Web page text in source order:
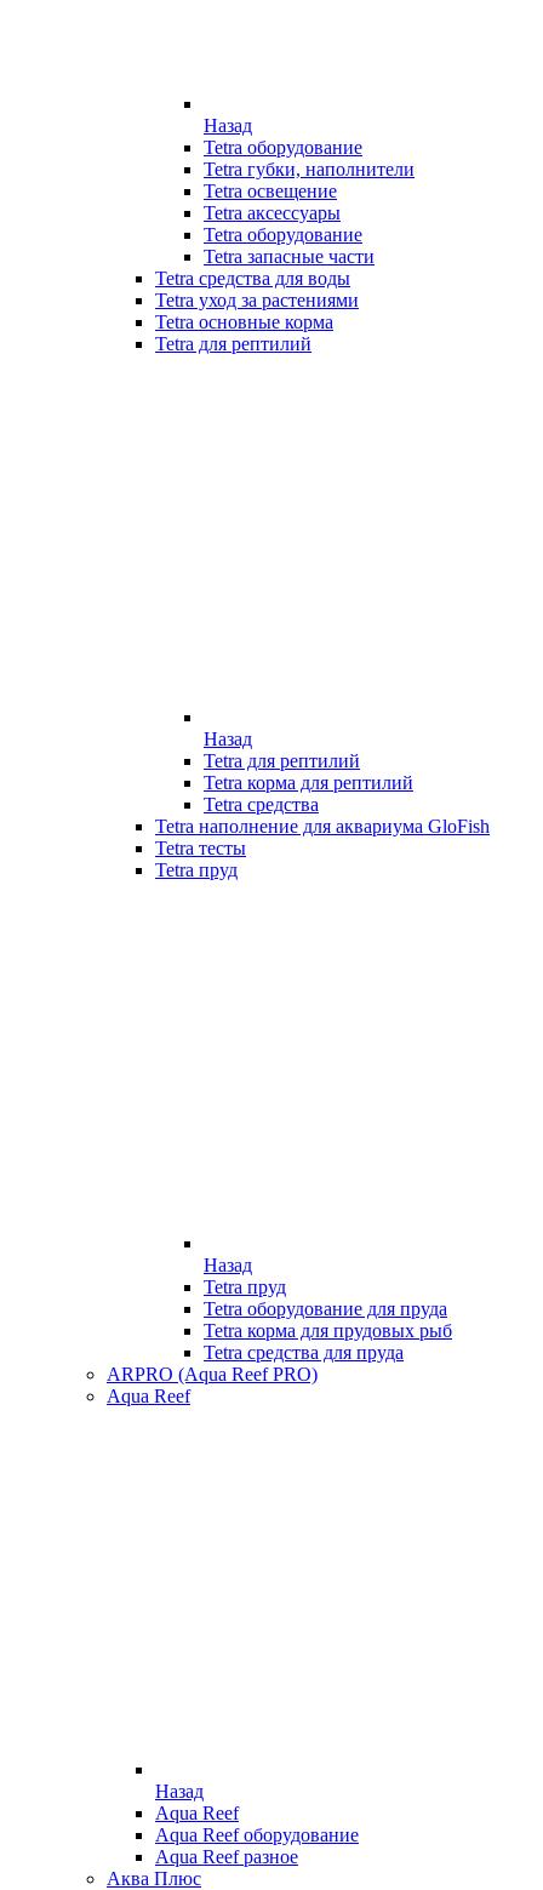
Назад
Tetra оборудование
Tetra губки, наполнители
Tetra освещение
Tetra аксессуары
Tetra оборудование
Tetra запасные части
Tetra средства для воды
Tetra уход за растениями
Tetra основные корма
Tetra для рептилий
Назад
Tetra для рептилий
Tetra корма для рептилий
Tetra средства
Tetra наполнение для аквариума GloFish
Tetra тесты
Tetra пруд
Назад
Tetra пруд
Tetra оборудование для пруда
Tetra корма для прудовых рыб
Tetra средства для пруда
ARPRO (Aqua Reef PRO)
Aqua Reef
Назад
Aqua Reef
Aqua Reef оборудование
Aqua Reef разное
Аква Плюс